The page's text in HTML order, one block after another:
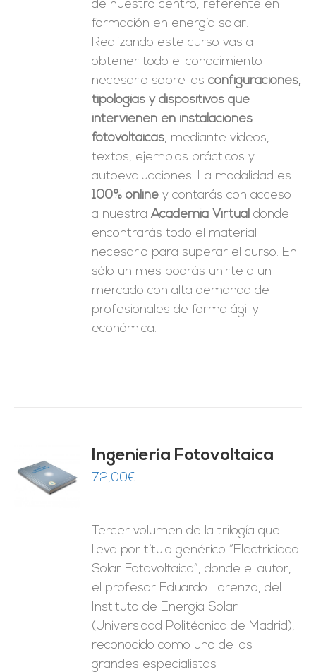
de nuestro centro, referente en
formación en energía solar.
Realizando este curso vas a
obtener todo el conocimiento
necesario sobre lasconfiguraciones,
tipologías y dispositivos que
intervienen en instalaciones
fotovoltaicas, mediante videos,
textos, ejemplos prácticos y
autoevaluaciones. La modalidad es
100% online y contarás con acceso
a nuestraAcademia Virtual donde
encontrarás todo el material
necesario para superar el curso. En
sólo un mes podrás unirte a un
mercado con alta demanda de
profesionales de forma ágil y
económica.
Ingeniería Fotovoltaica
72,00€
Tercer volumen de la trilogía que
lleva por título genérico “Electricidad
Solar Fotovoltaica”, donde el autor,
el profesor Eduardo Lorenzo, del
Instituto de Energía Solar
(Universidad Politécnica de Madrid),
reconocido como uno de los
grandes especialistas